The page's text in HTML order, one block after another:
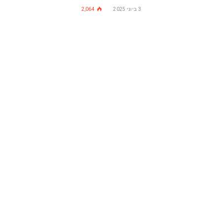
3 ביוני 2025 2,064